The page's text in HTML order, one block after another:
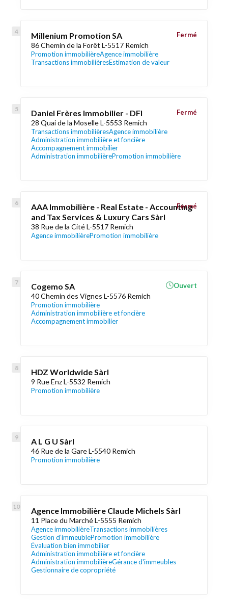
Millenium Promotion SA
86 Chemin de la Forêt L-5517 Remich
Promotion immobilièreAgence immobilière
Transactions immobilièresEstimation de valeur
Fermé
Daniel Frères Immobilier - DFI
28 Quai de la Moselle L-5553 Remich
Transactions immobilièresAgence immobilière
Administration immobilière et foncière
Accompagnement immobilier
Administration immobilièrePromotion immobilière
Fermé
AAA Immobilière - Real Estate - Accounting
and Tax Services & Luxury Cars Sàrl
38 Rue de la Cité L-5517 Remich
Agence immobilièrePromotion immobilière
Fermé
Cogemo SA
40 Chemin des Vignes L-5576 Remich
Promotion immobilière
Administration immobilière et foncière
Accompagnement immobilier
Ouvert
HDZ Worldwide Sàrl
9 Rue Enz L-5532 Remich
Promotion immobilière
A L G U Sàrl
46 Rue de la Gare L-5540 Remich
Promotion immobilière
Agence Immobilière Claude Michels Sàrl
11 Place du Marché L-5555 Remich
Agence immobilièreTransactions immobilières
Gestion d’immeublePromotion immobilière
Évaluation bien immobilier
Administration immobilière et foncière
Administration immobilièreGérance d'immeubles
Gestionnaire de copropriété